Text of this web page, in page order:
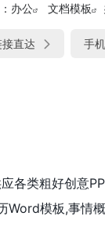
办公 文档模板
接直达 手
各类粗好创意
Word模板,事情